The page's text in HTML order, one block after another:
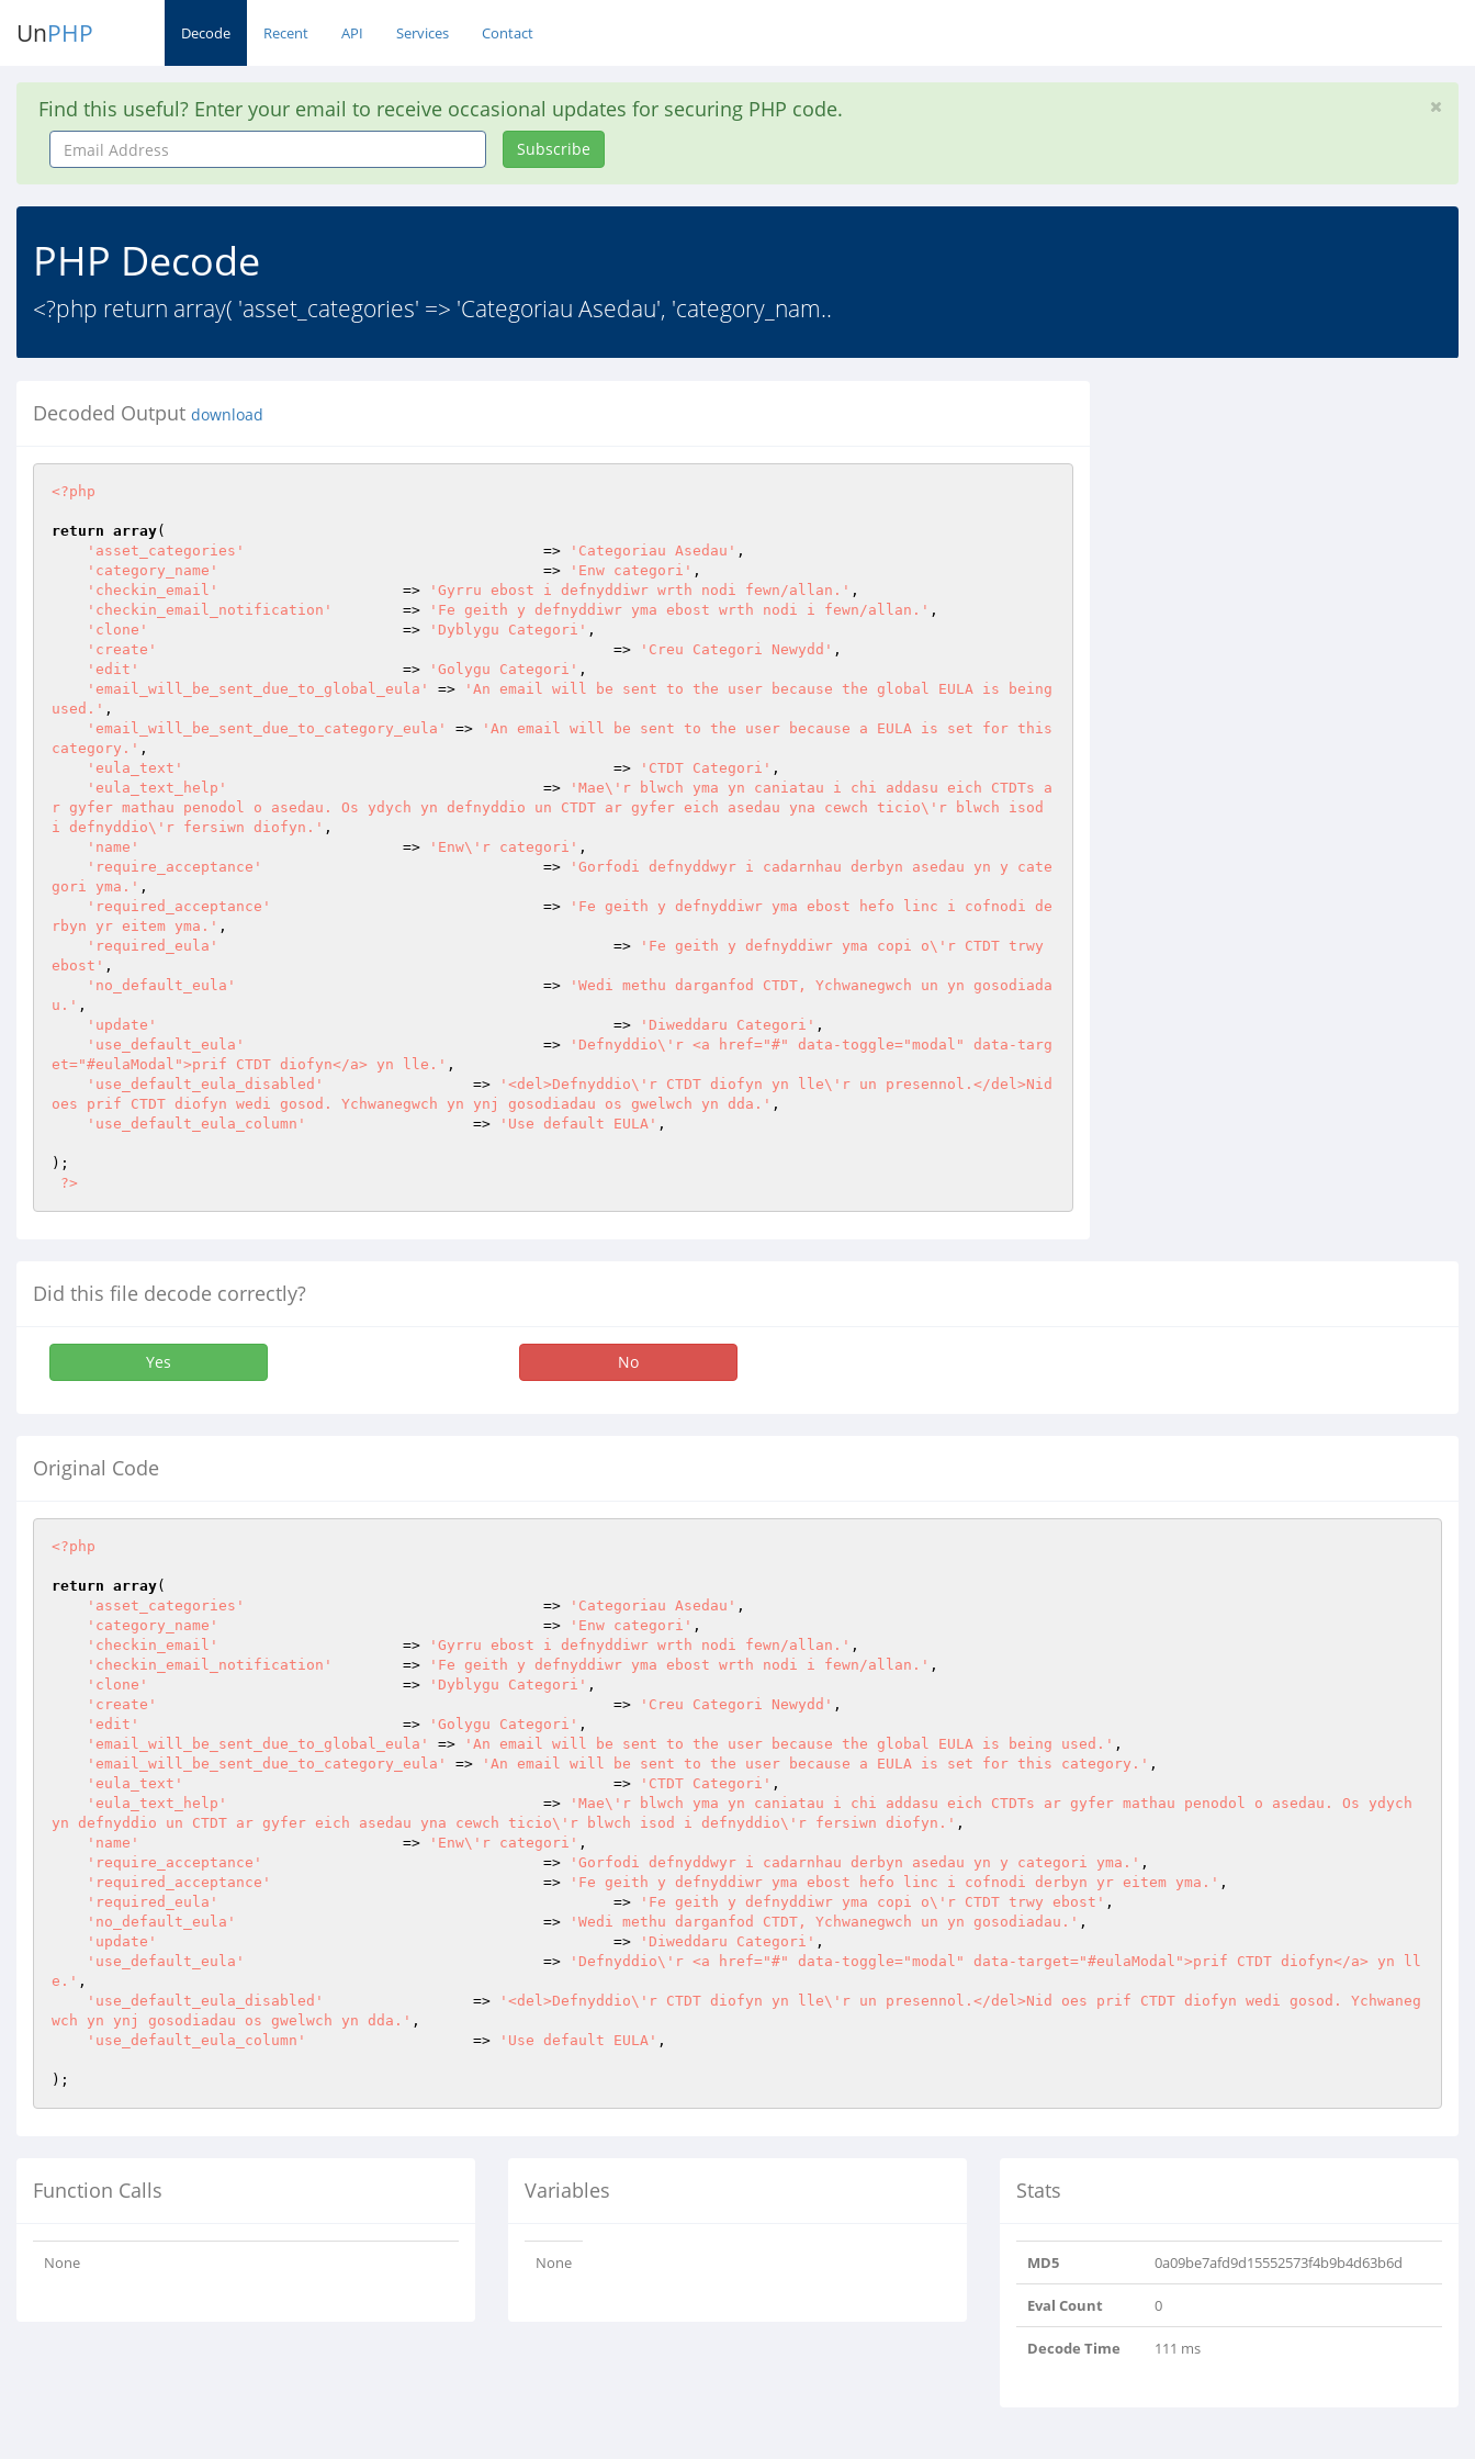
UnPHP Decode Recent API Services Contact
Find this useful? Enter your email to receive occasional updates for securing PHP code.
Email
Address
Subscribe
PHP Decode
<?php return array( 'asset_categories' => 'Categoriau Asedau', 'category_nam..
Decoded Output download
<?php
return array(
'asset_categories'
=> 'Categoriau Asedau' ,
'category_name'
  					=>
'Enw categori' ,
'checkin_email'
                     =>
'Gyrru ebost i defnyddiwr wrth nodi fewn/allan.' ,
'checkin_email_notification'
        =>
'Fe geith y defnyddiwr yma ebost wrth nodi i fewn/allan.' ,
'clone'
                             =>
'Dyblygu Categori' ,
'create'
  							=>
'Creu Categori Newydd' ,
'edit'
                              =>
'Golygu Categori' ,
'email_will_be_sent_due_to_global_eula'
=>
'An email will be sent to the user because the global EULA is being
used.' ,
'email_will_be_sent_due_to_category_eula'
=>
'An email will be sent to the user because a EULA is set for this
category.' ,
'eula_text'
							=>
'CTDT Categori' ,
'eula_text_help'
					=>
'Mae\'r blwch yma yn caniatau i chi addasu eich CTDTs a
r gyfer mathau penodol o asedau. Os ydych yn defnyddio un CTDT ar gyfer eich asedau yna cewch ticio\'r blwch isod
i defnyddio\'r fersiwn diofyn.' ,
'name'
                              =>
'Enw\'r categori' ,
'require_acceptance'
				=>
'Gorfodi defnyddwyr i cadarnhau derbyn asedau yn y cate
gori yma.' ,
'required_acceptance'
				=>
'Fe geith y defnyddiwr yma ebost hefo linc i cofnodi de
rbyn yr eitem yma.' ,
'required_eula'
						=>
'Fe geith y defnyddiwr yma copi o\'r CTDT trwy
ebost' ,
'no_default_eula'
					=>
'Wedi methu darganfod CTDT, Ychwanegwch un yn gosodiada
u.' ,
'update'
  							=>
'Diweddaru Categori' ,
'use_default_eula'
					=>
'Defnyddio\'r <a href="#" data-toggle="modal" data-targ
et="#eulaModal">prif CTDT diofyn</a> yn lle.' ,
'use_default_eula_disabled'
			=>
'<del>Defnyddio\'r CTDT diofyn yn lle\'r un presennol.</del>Nid
oes prif CTDT diofyn wedi gosod. Ychwanegwch yn ynj gosodiadau os gwelwch yn dda.' ,
'use_default_eula_column'
			=>
'Use default EULA' ,
);
?>
Did this file decode correctly?
Yes No
Original Code
<?php
return array(
'asset_categories'
=> 'Categoriau Asedau' ,
'category_name'
  					=>
'Enw categori' ,
'checkin_email'
                     =>
'Gyrru ebost i defnyddiwr wrth nodi fewn/allan.' ,
'checkin_email_notification'
        =>
'Fe geith y defnyddiwr yma ebost wrth nodi i fewn/allan.' ,
'clone'
                             =>
'Dyblygu Categori' ,
'create'
  							=>
'Creu Categori Newydd' ,
'edit'
                              =>
'Golygu Categori' ,
'email_will_be_sent_due_to_global_eula'
=> 'An email will be sent to the user because the global EULA is being used.' ,
'email_will_be_sent_due_to_category_eula'
=> 'An email will be sent to the user because a EULA is set for this category.' ,
'eula_text'
							=>
'CTDT Categori' ,
'eula_text_help'
					=>
'Mae\'r blwch yma yn caniatau i chi addasu eich CTDTs ar gyfer mathau penodol o asedau. Os ydych
yn defnyddio un CTDT ar gyfer eich asedau yna cewch ticio\'r blwch isod i defnyddio\'r fersiwn diofyn.' ,
'name'
                              =>
'Enw\'r categori' ,
'require_acceptance'
				=>
'Gorfodi defnyddwyr i cadarnhau derbyn asedau yn y categori yma.' ,
'required_acceptance'
				=>
'Fe geith y defnyddiwr yma ebost hefo linc i cofnodi derbyn yr eitem yma.' ,
'required_eula'
						=>
'Fe geith y defnyddiwr yma copi o\'r CTDT trwy ebost' ,
'no_default_eula'
					=>
'Wedi methu darganfod CTDT, Ychwanegwch un yn gosodiadau.' ,
'update'
  							=>
'Diweddaru Categori' ,
'use_default_eula'
					=>
'Defnyddio\'r <a href="#" data-toggle="modal" data-target="#eulaModal">prif CTDT diofyn</a> yn ll
e.' ,
'use_default_eula_disabled'
			=>
'<del>Defnyddio\'r CTDT diofyn yn lle\'r un presennol.</del>Nid oes prif CTDT diofyn wedi gosod. Ychwaneg
wch yn ynj gosodiadau os gwelwch yn dda.' ,
'use_default_eula_column'
			=>
'Use default EULA' ,
Function Calls
None
Variables
None
Stats
MD5 0a09be7afd9d15552573f4b9b4d63b6d
Eval Count 0
Decode Time 111 ms